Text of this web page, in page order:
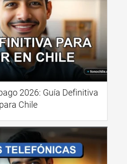
2026: Guía Definitiva
para Chile